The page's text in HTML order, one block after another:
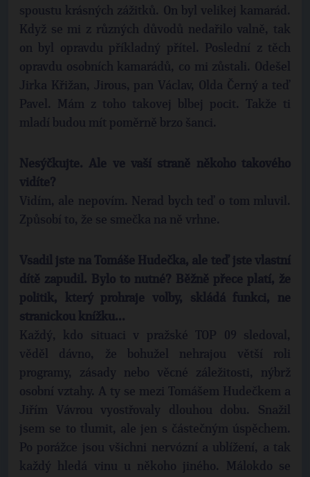
spoustu krásných zážitků. On byl velikej kamarád.
Když se mi z různých důvodů nedařilo valně, tak
on byl opravdu příkladný přítel. Poslední z těch
opravdu osobních kamarádů, co mi zůstali. Odešel
Jirka Křižan, Jirous, pan Václav, Olda Černý a teď
Pavel. Mám z toho takovej blbej pocit. Takže ti
mladí budou mít poměrně brzo šanci.
Nesýčkujte. Ale ve vaší straně někoho takového
vidíte?
Vidím, ale nepovím. Nerad bych teď o tom mluvil.
Způsobí to, že se smečka na ně vrhne.
Vsadil jste na Tomáše Hudečka, ale teď jste vlastní
dítě zapudil. Bylo to nutné? Běžně přece platí, že
politik, který prohraje volby, skládá funkci, ne
stranickou knížku...
Každý, kdo situaci v pražské TOP 09 sledoval,
věděl dávno, že bohužel nehrajou větší roli
programy, zásady nebo věcné záležitosti, nýbrž
osobní vztahy. A ty se mezi Tomášem Hudečkem a
Jiřím Vávrou vyostřovaly dlouhou dobu. Snažil
jsem se to tlumit, ale jen s částečným úspěchem.
Po porážce jsou všichni nervózní a ublížení, a tak
každý hledá vinu u někoho jiného. Málokdo se